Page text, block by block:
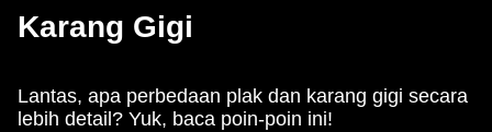
Karang Gigi
Lantas, apa perbedaan plak dan karang gigi secara
lebih detail? Yuk, baca poin-poin ini!